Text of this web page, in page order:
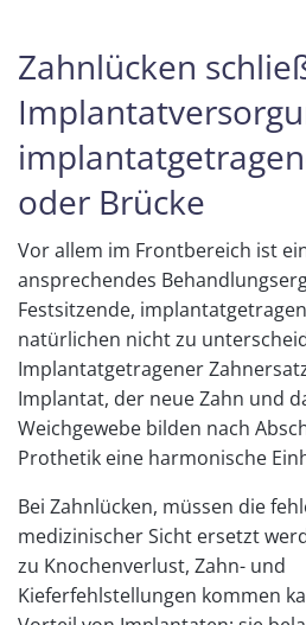
Zahnlücken
oder Brücke
Vor allem im Frontbereich ist
ansprechendes
Festsitzende,
natürlichen nicht zu
Implantatgetragener
Implantat, der neue Zahn und
Weichgewebe bilden nach
Prothetik eine harmonische
Bei Zahnlücken, müssen die
medizinischer Sicht ersetzt
zu Knochenverlust, Zahn- und
Kieferfehlstellungen kommen